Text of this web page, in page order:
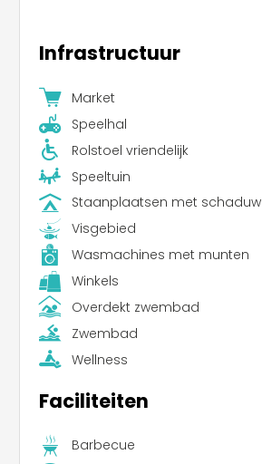
Infrastructuur
Market
Speelhal
Rolstoel vriendelijk
Speeltuin
Staanplaatsen met schaduw
Visgebied
Wasmachines met munten
Winkels
Overdekt zwembad
Zwembad
Wellness
Faciliteiten
Barbecue